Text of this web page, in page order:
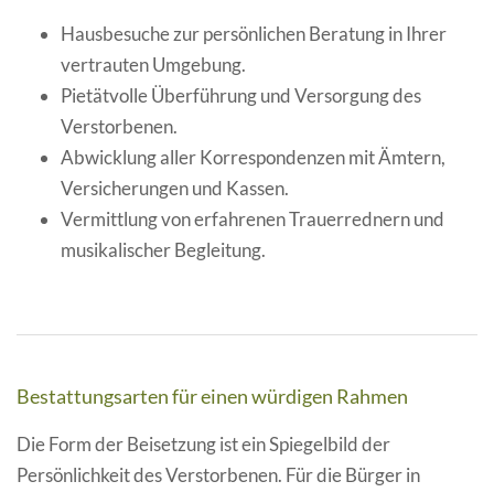
Hausbesuche zur persönlichen Beratung in Ihrer
vertrauten Umgebung.
Pietätvolle Überführung und Versorgung des
Verstorbenen.
Abwicklung aller Korrespondenzen mit Ämtern,
Versicherungen und Kassen.
Vermittlung von erfahrenen Trauerrednern und
musikalischer Begleitung.
Bestattungsarten für einen würdigen Rahmen
Die Form der Beisetzung ist ein Spiegelbild der
Persönlichkeit des Verstorbenen. Für die Bürger in